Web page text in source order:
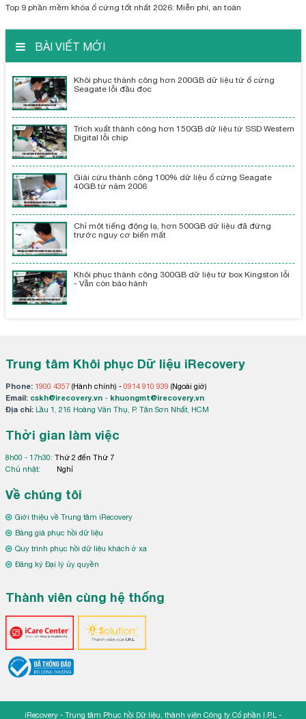
Top 9 phần mềm khóa ổ cứng tốt nhất 2026: Miễn phí, an toàn
BÀI VIẾT MỚI
Khôi phục thành công hơn 200GB dữ liệu từ ổ cứng
Seagate lỗi đầu đọc
Trích xuất thành công hơn 150GB dữ liệu từ SSD Western
Digital lỗi chip
Giải cứu thành công 100% dữ liệu ổ cứng Seagate
40GB từ năm 2006
Chỉ một tiếng động lạ, hơn 500GB dữ liệu đã đứng
trước nguy cơ biến mất
Khôi phục thành công 300GB dữ liệu từ box Kingston lỗi
- Vẫn còn bảo hành
Trung tâm Khôi phục Dữ liệu iRecovery
Phone: 1900 4357(Hành chính) - 0914 910 939 (Ngoài giờ)
Email: cskh@irecovery.vn- khuongmt@irecovery.vn
Địa chỉ: Lầu 1, 216 Hoàng Văn Thụ, P. Tân Sơn Nhất, HCM
Thời gian làm việc
8h00 - 17h30: Thứ 2 đến Thứ 7
Chủ nhật:
Nghỉ
Về chúng tôi
Giới thiệu về Trung tâm iRecovery
Bảng giá phục hồi dữ liệu
Quy trình phục hồi dữ liệu khách ở xa
Đăng ký Đại lý ủy quyền
Thành viên cùng hệ thống
iRecovery - Trung tâm Phục hồi Dữ liệu, thành viên Công ty Cổ phần I.P.L -